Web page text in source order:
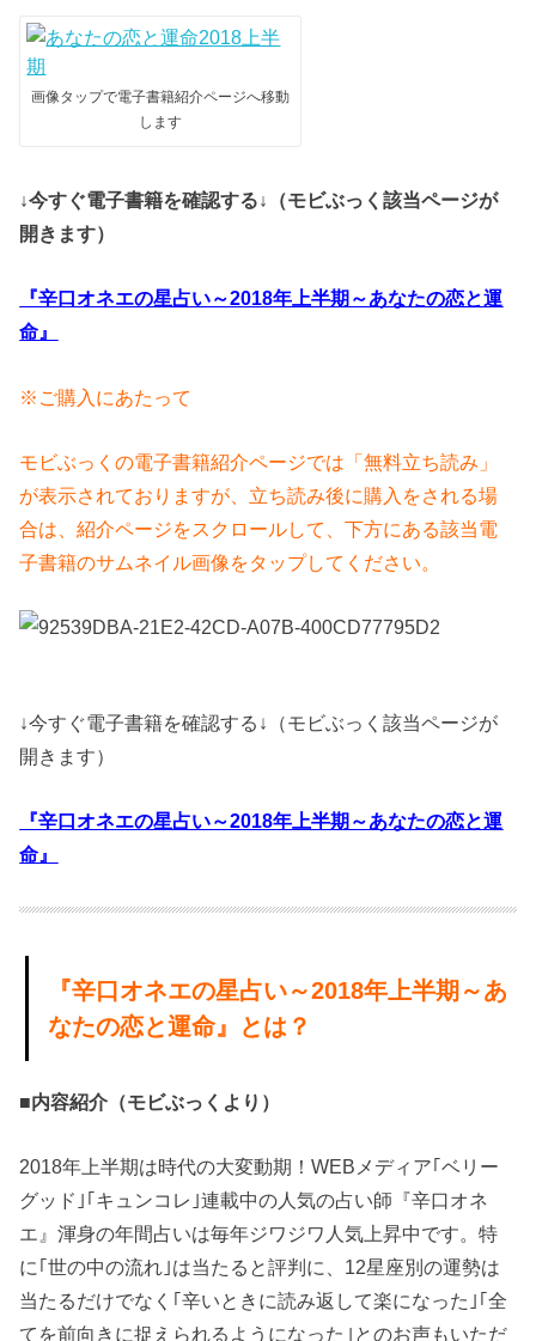
画像タップで電子書籍紹介ページへ移動
します
↓今すぐ電子書籍を確認する↓（モビぶっく該当ページが
開きます）
『辛口オネエの星占い～2018年上半期～あなたの恋と運
命』
※ご購入にあたって
モビぶっくの電子書籍紹介ページでは「無料立ち読み」
が表示されておりますが、立ち読み後に購入をされる場
合は、紹介ページをスクロールして、下方にある該当電
子書籍のサムネイル画像をタップしてください。
↓今すぐ電子書籍を確認する↓（モビぶっく該当ページが
開きます）
『辛口オネエの星占い～2018年上半期～あなたの恋と運
命』
『辛口オネエの星占い～2018年上半期～あ
なたの恋と運命』とは？
■内容紹介（モビぶっくより）
2018年上半期は時代の大変動期！WEBメディア｢ベリー
グッド｣｢キュンコレ｣連載中の人気の占い師『辛口オネ
エ』渾身の年間占いは毎年ジワジワ人気上昇中です。特
に｢世の中の流れ｣は当たると評判に、12星座別の運勢は
当たるだけでなく｢辛いときに読み返して楽になった｣｢全
てを前向きに捉えられるようになった｣とのお声もいただ